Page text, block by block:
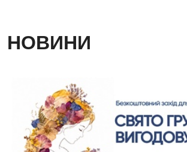
НОВИНИ